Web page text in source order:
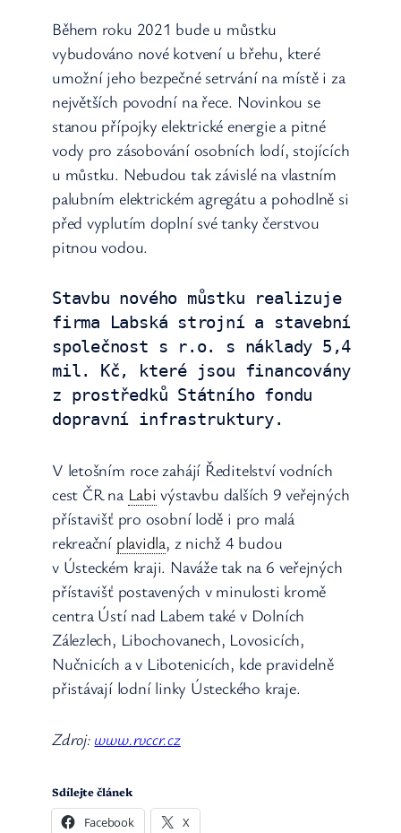
Během roku 2021 bude u můstku
vybudováno nové kotvení u břehu, které
umožní jeho bezpečné setrvání na místě i za
největších povodní na řece. Novinkou se
stanou přípojky elektrické energie a pitné
vody pro zásobování osobních lodí, stojících
u můstku. Nebudou tak závislé na vlastním
palubním elektrickém agregátu a pohodlně si
před vyplutím doplní své tanky čerstvou
pitnou vodou.
Stavbu nového můstku realizuje
firma Labská strojní a stavební
společnost s r.o. s náklady 5,4
mil. Kč, které jsou financovány
z prostředků Státního fondu
dopravní infrastruktury.
V letošním roce zahájí Ředitelství vodních
cest ČR na Labi výstavbu dalších 9 veřejných
přístavišť pro osobní lodě i pro malá
rekreační plavidla, z nichž 4 budou
v Ústeckém kraji. Naváže tak na 6 veřejných
přístavišť postavených v minulosti kromě
centra Ústí nad Labem také v Dolních
Zálezlech, Libochovanech, Lovosicích,
Nučnicích a v Libotenicích, kde pravidelně
přistávají lodní linky Ústeckého kraje.
Zdroj: www.rvccr.cz
Sdílejte článek
Facebook X